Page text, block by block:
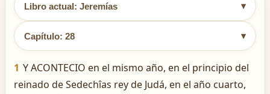
Libro actual: Jeremías ▾
Capítulo: 28 ▾
1 Y ACONTECIO en el mismo año, en el principio del
reinado de Sedechîas rey de Judá, en el año cuarto,